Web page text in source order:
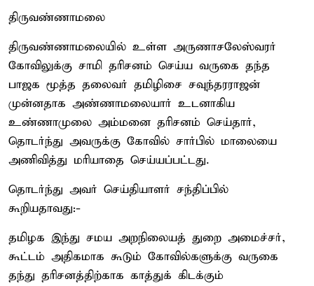
திருவண்ணாமலை
திருவண்ணாமலையில் உள்ள அருணாசலேஸ்வரர்
கோவிலுக்கு சாமி தரிசனம் செய்ய வருகை தந்த
பாஜக மூத்த தலைவர் தமிழிசை சவுந்தரராஜன்
முன்னதாக அண்ணாமலையார் உடனாகிய
உண்ணாமுலை அம்மனை தரிசனம் செய்தார்,
தொடர்ந்து அவருக்கு கோவில் சார்பில் மாலையை
அணிவித்து மரியாதை செய்யப்பட்டது.
தொடர்ந்து அவர் செய்தியாளர் சந்திப்பில்
கூறியதாவது:-
தமிழக இந்து சமய அறநிலையத் துறை அமைச்சர்,
கூட்டம் அதிகமாக கூடும் கோவில்களுக்கு வருகை
தந்து தரிசனத்திற்காக காத்துக் கிடக்கும்